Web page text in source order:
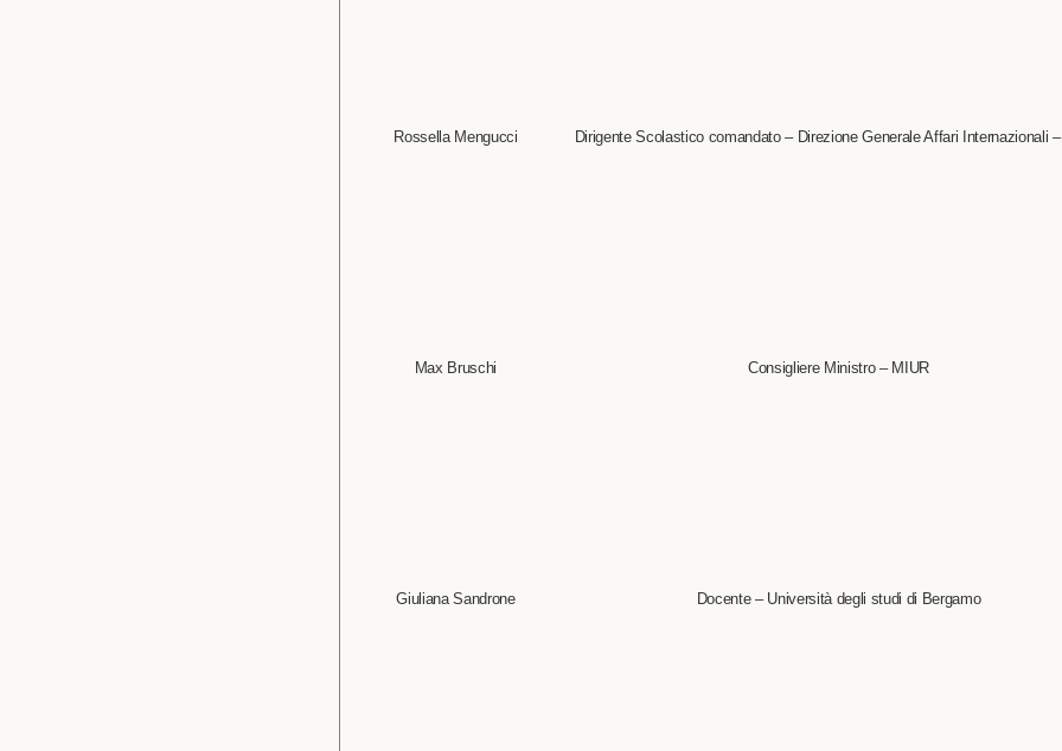
Rossella Mengucci Dirigente Scolastico comandato – Direzione Generale Affari Internazionali
Max Bruschi Consigliere Ministro – MIUR
Giuliana Sandrone Docente – Università degli studi di Bergamo